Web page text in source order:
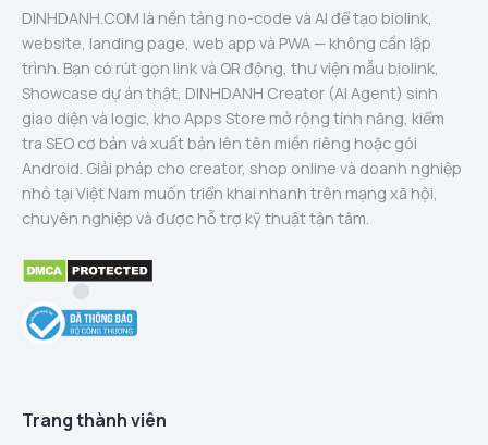
DINHDANH.COM là nền tảng no-code và AI để tạo biolink,
website, landing page, web app và PWA — không cần lập
trình. Bạn có rút gọn link và QR động, thư viện mẫu biolink,
Showcase dự án thật, DINHDANH Creator (AI Agent) sinh
giao diện và logic, kho Apps Store mở rộng tính năng, kiểm
tra SEO cơ bản và xuất bản lên tên miền riêng hoặc gói
Android. Giải pháp cho creator, shop online và doanh nghiệp
nhỏ tại Việt Nam muốn triển khai nhanh trên mạng xã hội,
chuyên nghiệp và được hỗ trợ kỹ thuật tận tâm.
Trang thành viên